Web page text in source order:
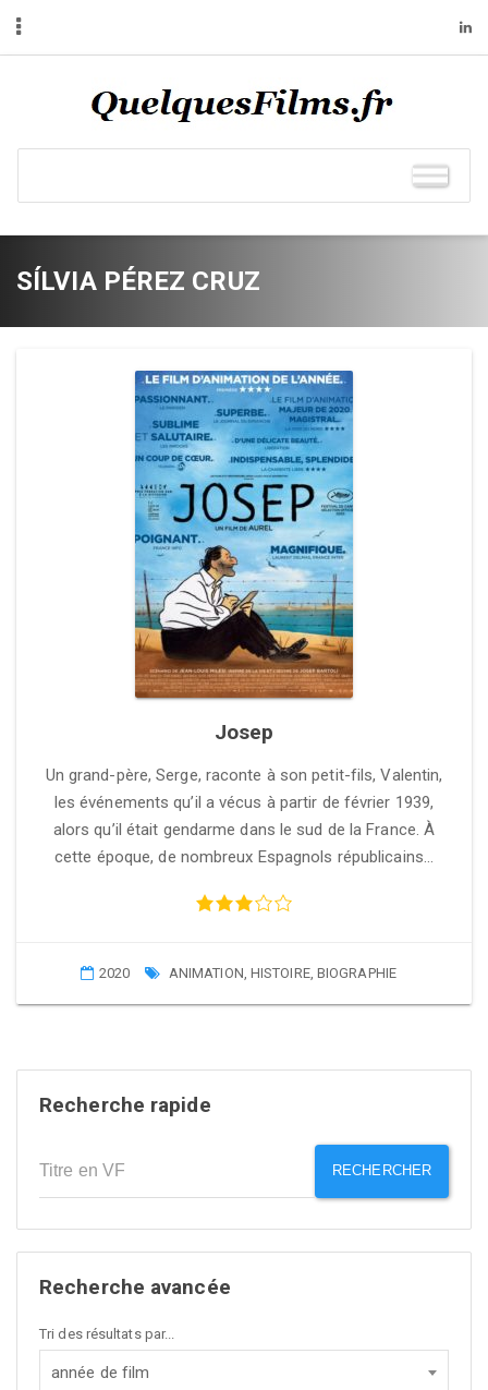
SÍLVIA PÉREZ CRUZ
Josep
Un grand-père, Serge, raconte à son petit-fils, Valentin,
les événements qu’il a vécus à partir de février 1939,
alors qu’il était gendarme dans le sud de la France. À
cette époque, de nombreux Espagnols républicains…
2020 ANIMATION, HISTOIRE, BIOGRAPHIE
Recherche rapide
RECHERCHER
Recherche avancée
Tri des résultats par...
année de film